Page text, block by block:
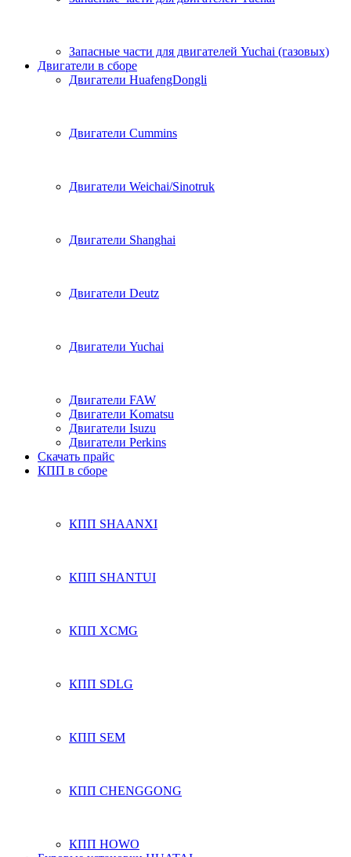
Запасные части для двигателей Yuchai (газовых)
Двигатели в сборе
Двигатели HuafengDongli
Двигатели Cummins
Двигатели Weichai/Sinotruk
Двигатели Shanghai
Двигатели Deutz
Двигатели Yuchai
Двигатели FAW
Двигатели Komatsu
Двигатели Isuzu
Двигатели Perkins
Скачать прайс
КПП в сборе
КПП SHAANXI
КПП SHANTUI
КПП XCMG
КПП SDLG
КПП SEM
КПП CHENGGONG
КПП HOWO